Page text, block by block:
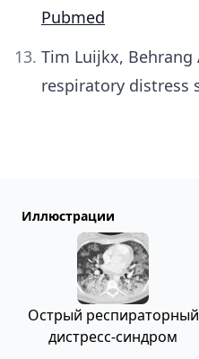
Pubmed
Tim Luijkx,
respiratory distress
Иллюстрации
Острый респираторный
дистресс-синдром